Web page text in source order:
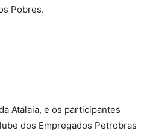
Pobres.
Atalaia, e os participantes
dos Empregados Petrobras